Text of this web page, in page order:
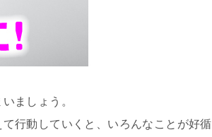
ましょう。
行動していくと、いろんなことが好循